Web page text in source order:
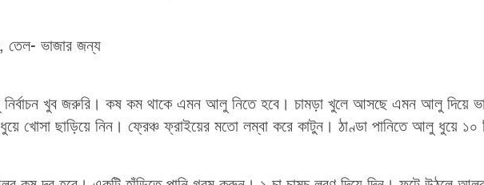
তেল- ভাজার জন্য
নির্বাচন খুব জরুরি। কষ কম থাকে এমন আলু নিতে হবে। চামড়া খুলে আসছে এমন আলু দিয়ে
খোসা ছাড়িয়ে নিন। ফ্রেঞ্চ ফ্রাইয়ের মতো লম্বা করে কাটুন। ঠাণ্ডা পানিতে আলু ধুয়ে ১০